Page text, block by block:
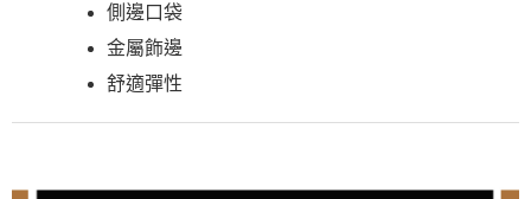
側邊口袋
金屬飾邊
舒適彈性